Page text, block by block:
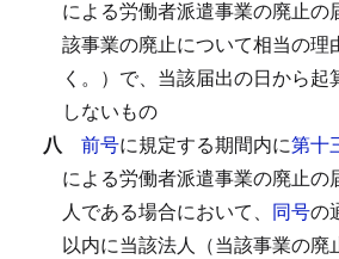
による労働者派遣事業の廃止の
該事業の廃止について相当の理
く。）で、当該届出の日から起
しないもの
八 前号に規定する期間内に第十
による労働者派遣事業の廃止の
人である場合において、 同号の
以内に当該法人（当該事業の廃